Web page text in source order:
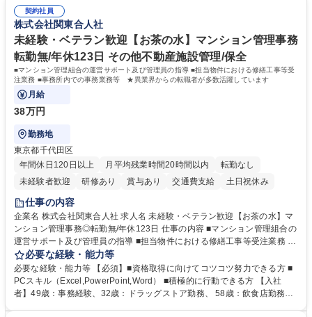
契約社員
株式会社関東合人社
未経験・ベテラン歓迎【お茶の水】マンション管理事務
転勤無/年休123日 その他不動産施設管理/保全
■マンション管理組合の運営サポート及び管理員の指導 ■担当物件における修繕工事等受
注業務 ■事務所内での事務業務等 ★異業界からの転職者が多数活躍しています
月給
38万円
勤務地
東京都千代田区
年間休日120日以上
月平均残業時間20時間以内
転勤なし
未経験者歓迎
研修あり 賞与あり 交通費支給 土日祝休み
仕事の内容
企業名 株式会社関東合人社 求人名 未経験・ベテラン歓迎【お茶の水】マ
ンション管理事務◎転勤無/年休123日 仕事の内容 ■マンション管理組合の
運営サポート及び管理員の指導 ■担当物件における修繕工事等受注業務 ■
事務所内での事務業務等 ★異業界からの転職者が多数活躍しています
【年収補足】532万円 ＋別途インセンティヴで平均約100万円/年（昨年度
実績） ＋管理業務主任者資格手当50,000円/月 ★親会社である株式会社合
人社計画研究所社のグループ会社として、質の高いサービスと適性価格を
必要な経験・能力等
必要な経験・能力等 【必須】■資格取得に向けてコツコツ努力できる方 ■
PCスキル（Excel,PowerPoint,Word） ■積極的に行動できる方 【入社
者】49歳：事務経験、32歳：ドラッグストア勤務、 58歳：飲食店勤務